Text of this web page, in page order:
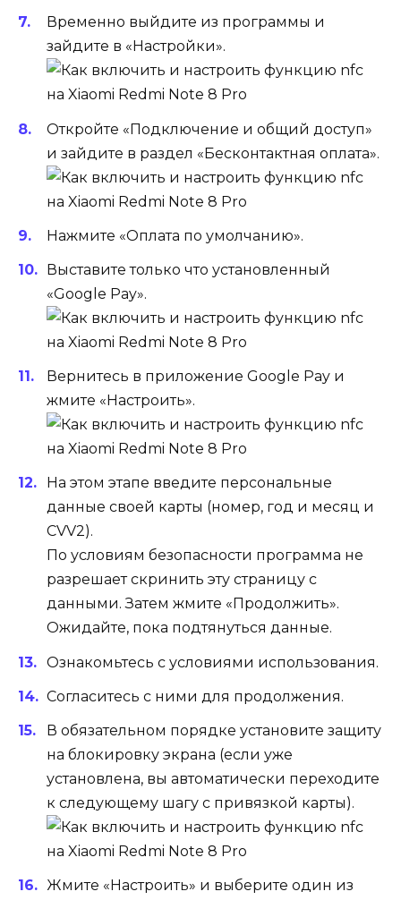
Временно выйдите из программы и
зайдите в «Настройки».
Откройте «Подключение и общий доступ»
и зайдите в раздел «Бесконтактная оплата».
Нажмите «Оплата по умолчанию».
Выставите только что установленный
«Google Pay».
Вернитесь в приложение Google Pay и
жмите «Настроить».
На этом этапе введите персональные
данные своей карты (номер, год и месяц и
CVV2).
По условиям безопасности программа не
разрешает скринить эту страницу с
данными. Затем жмите «Продолжить».
Ожидайте, пока подтянуться данные.
Ознакомьтесь с условиями использования.
Согласитесь с ними для продолжения.
В обязательном порядке установите защиту
на блокировку экрана (если уже
установлена, вы автоматически переходите
к следующему шагу с привязкой карты).
Жмите «Настроить» и выберите один из